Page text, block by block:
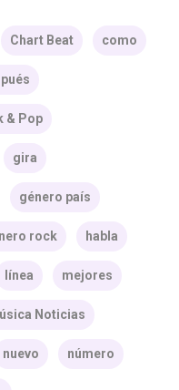
Chart Beat como
& Pop
gira
género país
rock habla
línea mejores
Noticias
nuevo número